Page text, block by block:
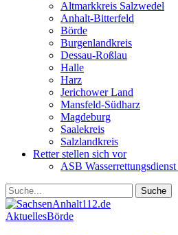
Altmarkkreis Salzwedel
Anhalt-Bitterfeld
Börde
Burgenlandkreis
Dessau-Roßlau
Halle
Harz
Jerichower Land
Mansfeld-Südharz
Magdeburg
Saalekreis
Salzlandkreis
Retter stellen sich vor
ASB
AktuellesBörde